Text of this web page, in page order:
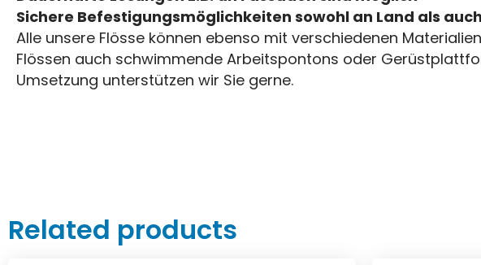
Sichere Befestigungsmöglichkeiten sowohl an Land als
Alle unsere Flösse können ebenso mit verschiedenen
Flössen auch schwimmende Arbeitspontons oder
Umsetzung unterstützen wir Sie gerne.
Related products